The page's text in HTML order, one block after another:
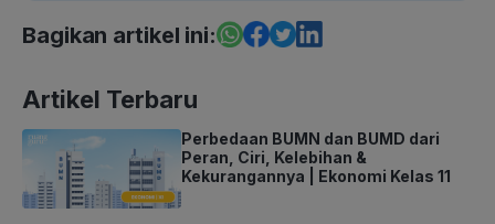
Bagikan artikel ini:
Artikel Terbaru
Perbedaan BUMN dan BUMD dari
Peran, Ciri, Kelebihan &
Kekurangannya | Ekonomi Kelas 11